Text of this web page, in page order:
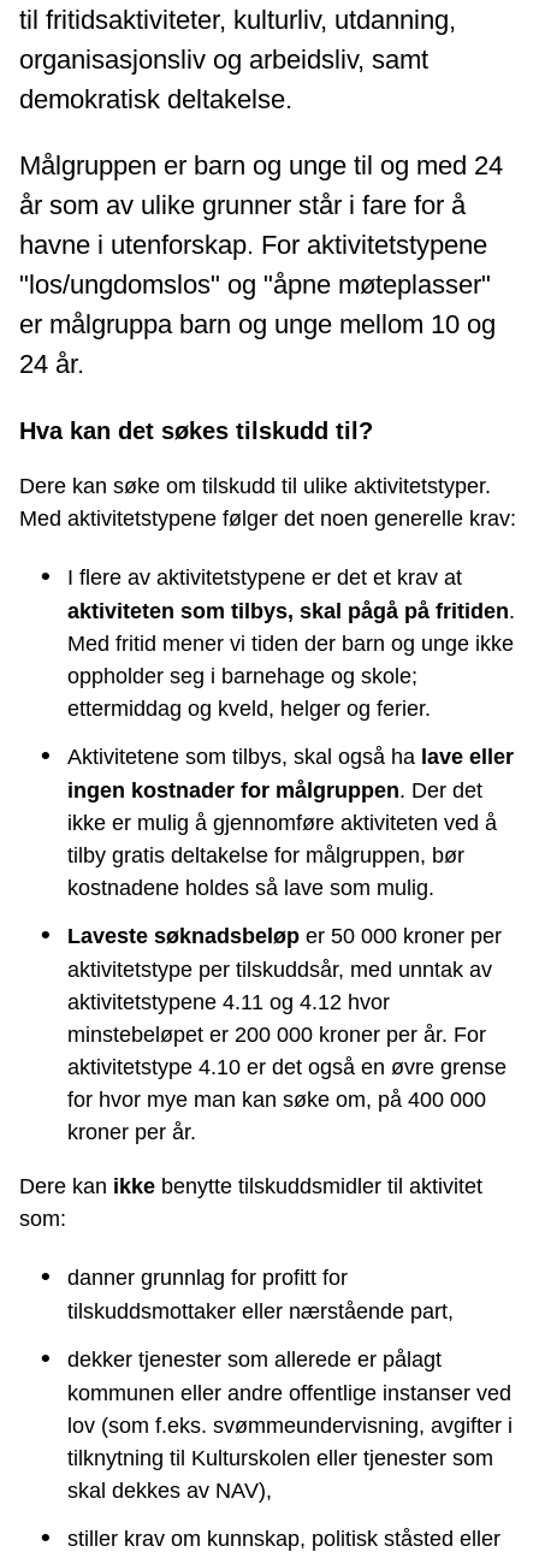
til fritidsaktiviteter, kulturliv, utdanning,
organisasjonsliv og arbeidsliv, samt
demokratisk deltakelse.
Målgruppen er barn og unge til og med 24
år som av ulike grunner står i fare for å
havne i utenforskap. For aktivitetstypene
"los/ungdomslos" og "åpne møteplasser"
er målgruppa barn og unge mellom 10 og
24 år.
Hva kan det søkes tilskudd til?
Dere kan søke om tilskudd til ulike aktivitetstyper.
Med aktivitetstypene følger det noen generelle krav:
I flere av aktivitetstypene er det et krav at
aktiviteten som tilbys, skal pågå på fritiden.
Med fritid mener vi tiden der barn og unge ikke
oppholder seg i barnehage og skole;
ettermiddag og kveld, helger og ferier.
Aktivitetene som tilbys, skal også ha lave eller
ingen kostnader for målgruppen. Der det
ikke er mulig å gjennomføre aktiviteten ved å
tilby gratis deltakelse for målgruppen, bør
kostnadene holdes så lave som mulig.
Laveste søknadsbeløp er 50 000 kroner per
aktivitetstype per tilskuddsår, med unntak av
aktivitetstypene 4.11 og 4.12 hvor
minstebeløpet er 200 000 kroner per år. For
aktivitetstype 4.10 er det også en øvre grense
for hvor mye man kan søke om, på 400 000
kroner per år.
Dere kan ikke benytte tilskuddsmidler til aktivitet
som:
danner grunnlag for profitt for
tilskuddsmottaker eller nærstående part,
dekker tjenester som allerede er pålagt
kommunen eller andre offentlige instanser ved
lov (som f.eks. svømmeundervisning, avgifter i
tilknytning til Kulturskolen eller tjenester som
skal dekkes av NAV),
stiller krav om kunnskap, politisk ståsted eller